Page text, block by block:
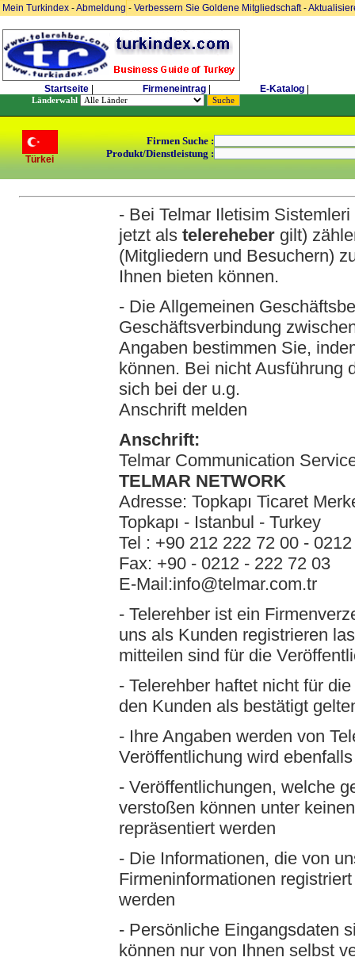
Mein Turkindex -Abmeldung- Verbessern Sie Goldene Mitgliedschaft-
Startseite Firmeneintrag E-Katalog
Länderwahl
Türkei
Firmen Suche :
Produkt/Dienstleistung :
- Bei Telmar Iletisim
jetzt als telereheber gilt)
(Mitgliedern und Besuchern)
Ihnen bieten können.
- Die Allgemeinen
Geschäftsverbindung
Angaben bestimmen Sie,
können. Bei nicht Ausführung
sich bei der u.g.
Anschrift melden
Anschrift:
Telmar Communication
TELMAR NETWORK
Adresse: Topkapı Ticaret
Topkapı - Istanbul - Turkey
Tel : +90 212 222 72 00 -
Fax: +90 - 0212 - 222 72 03
E-Mail:info@telmar.com.tr
- Telerehber ist ein
uns als Kunden registrieren
mitteilen sind für die
- Telerehber haftet nicht für
den Kunden als bestätigt
- Ihre Angaben werden von
Veröffentlichung wird
- Veröffentlichungen, welche
verstoßen können unter
repräsentiert werden
- Die Informationen, die von
Firmeninformationen
werden
- Persönliche Eingangsdaten
können nur von Ihnen selbst